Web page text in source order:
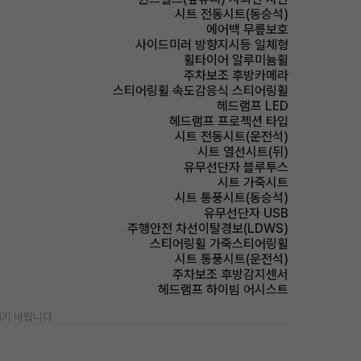
시트 전동시트(동승석)
에어백 무릎보호
사이드미러 방향지시등 일체형
휠타이어 알루미늄휠
주차보조 후방카메라
스티어링휠 속도감응식 스티어링휠
헤드램프 LED
헤드램프 프로젝션 타입
시트 전동시트(운전석)
시트 열선시트(뒤)
유무선단자 블루투스
시트 가죽시트
시트 통풍시트(동승석)
유무선단자 USB
주행안전 차선이탈경보(LDWS)
스티어링휠 가죽스티어링휠
시트 통풍시트(운전석)
주차보조 후방감지센서
헤드램프 하이빔 어시스트
바랍니다.